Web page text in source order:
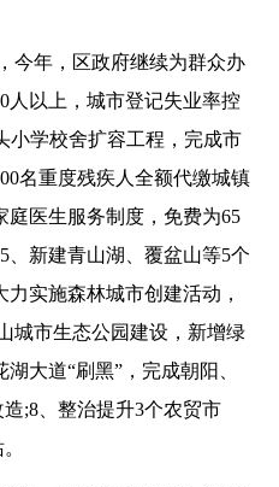
今年，区政府继续为群众办
人以上，城市登记失业率控
小学校舍扩容工程，完成市
名重度残疾人全额代缴城镇
庭医生服务制度，免费为65
、新建青山湖、覆盆山等5个
实施森林城市创建活动，
城市生态公园建设，新增绿
大道“刷黑”，完成朝阳、
;8、整治提升3个农贸市